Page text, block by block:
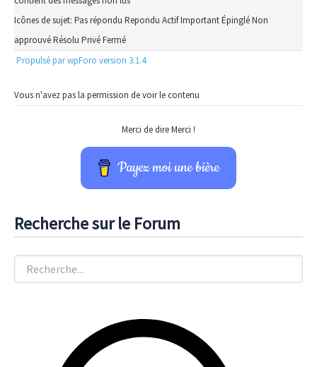
Icônes de sujet: Pas répondu Repondu ActifImportantÉpingléNon
approuvéRésolu PrivéFermé
Propulsé par wpForo version 3.1.4
Vous n'avez pas la permission de voir le contenu
Merci de dire Merci !
Payez moi une bière
Recherche sur le Forum